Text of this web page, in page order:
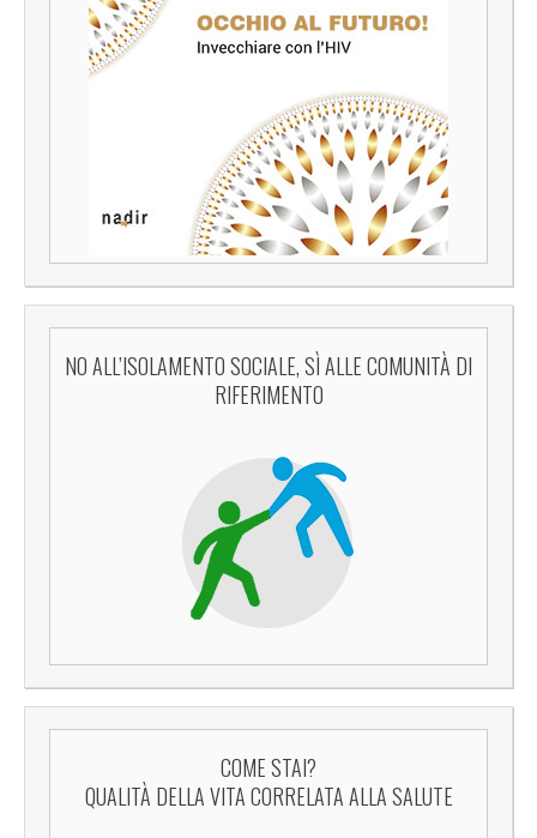
NO ALL’ISOLAMENTO SOCIALE, SÌ ALLE COMUNITÀ DI
RIFERIMENTO
COME STAI?
QUALITÀ DELLA VITA CORRELATA ALLA SALUTE